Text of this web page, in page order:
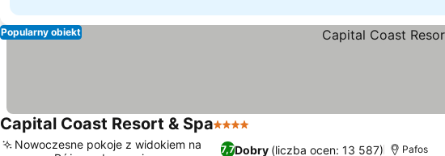
Popularny obiekt
Capital Coast Resort & Spa4 Kategoria
7,7Dobry (liczba ocen: 13 587)
Nowoczesne pokoje z widokiem na
Pafos